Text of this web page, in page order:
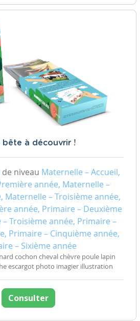
bête à découvrir !
de niveau Maternelle – Accueil,
année, Maternelle –
Maternelle – Troisième année,
année, Primaire – Deuxième
Troisième année, Primaire –
Primaire – Cinquième année,
– Sixième année
cochon cheval chèvre poule lapin
escargot photo imagier illustration
Consulter